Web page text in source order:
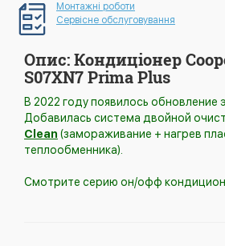
Монтажні роботи
Сервісне обслуговування
Опис: Кондиціонер
S07XN7 Prima Plus
В 2022 году появилось обновление
Добавилась система двойной
Clean (замораживание + нагрев
теплообменника).
Смотрите серию он/офф